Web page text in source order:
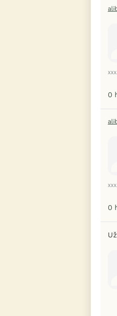
0
0